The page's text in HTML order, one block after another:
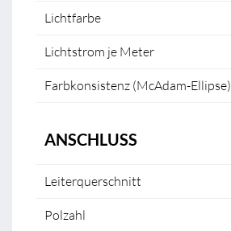
Lichtfarbe
Lichtstrom je Meter
Farbkonsistenz (McAdam-Ellipse)
ANSCHLUSS
Leiterquerschnitt
Polzahl